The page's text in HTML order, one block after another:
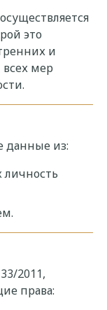
это
и
мер
данные из:
2011,
права: